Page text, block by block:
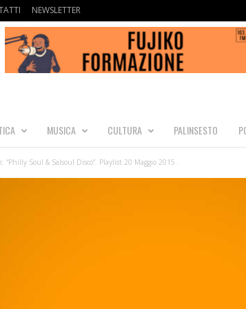
NEWSLETTER
MUSICA CULTURA PALINSESTO
“Philly Soul & Salsoul Disco”. Playlist 20 Maggio 2015 .